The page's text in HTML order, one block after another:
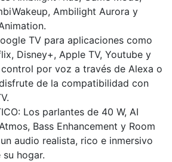
Ambilight Aurora y
TV para aplicaciones como
Disney+, Apple TV, Youtube y
control por voz a través de Alexa o
de la compatibilidad con
Los parlantes de 40 W, AI
Bass Enhancement y Room
audio realista, rico e inmersivo
hogar.